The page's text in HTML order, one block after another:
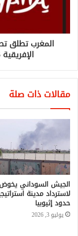
الإفريقية 2025 وتأشيرة الدخول 🇲🇦🏆
مقالات ذات صلة
الجيش السوداني
لاسترداد مدينة
حدود إثيوبيا
يوليو 3, 2026